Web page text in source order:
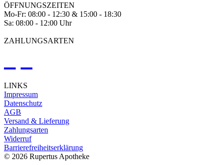
ÖFFNUNGSZEITEN
Mo-Fr: 08:00 - 12:30 & 15:00 - 18:30
Sa: 08:00 - 12:00 Uhr
ZAHLUNGSARTEN
LINKS
Impressum
Datenschutz
AGB
Versand & Lieferung
Zahlungsarten
Widerruf
Barrierefreiheitserklärung
© 2026 Rupertus Apotheke